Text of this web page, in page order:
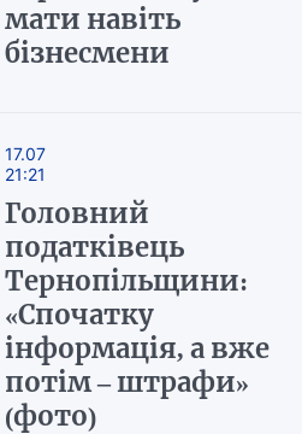
мати навіть
бізнесмени
17.07
21:21
Головний
податківець
Тернопільщини:
«Спочатку
інформація, а вже
потім – штрафи»
(фото)